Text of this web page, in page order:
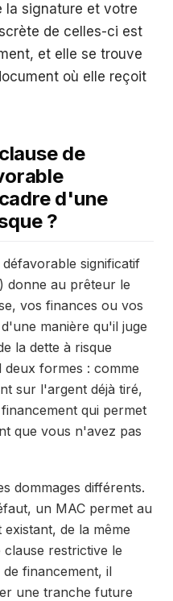
la signature et votre
de celles-ci est
et elle se trouve
où elle reçoit
de
d'une
?
significatif
donne au prêteur le
vos finances ou vos
manière qu'il juge
la dette à risque
formes : comme
sur l'argent déjà tiré,
qui permet
que vous n'avez pas
dommages différents.
un MAC permet au
de la même
restrictive le
financement, il
une tranche future